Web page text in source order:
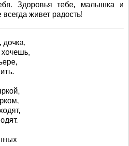
Здоровья тебе, малышка и
всегда живет радость!
хочешь,